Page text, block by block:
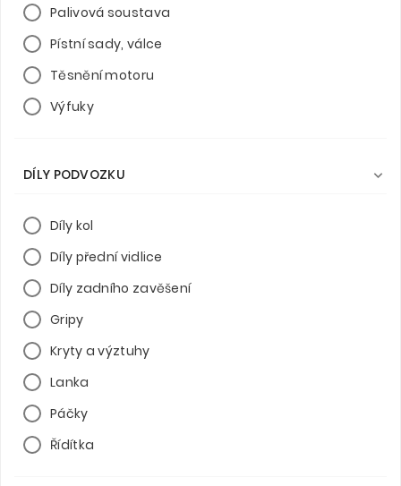
Palivová soustava
Pístní sady, válce
Těsnění motoru
Výfuky
DÍLY PODVOZKU 
Díly kol
Díly přední vidlice
Díly zadního zavěšení
Gripy
Kryty a výztuhy
Lanka
Páčky
Řídítka